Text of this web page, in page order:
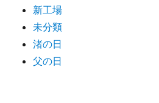
新工場
未分類
渚の日
父の日